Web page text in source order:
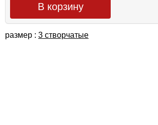
В корзину
размер : 3 створчатые